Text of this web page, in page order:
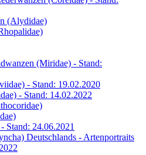
(Alydidae)
(Miridae) - Stand:
- Stand: 19.02.2020
- Stand: 14.02.2022
Stand: 24.06.2021
Deutschlands - Artenportraits